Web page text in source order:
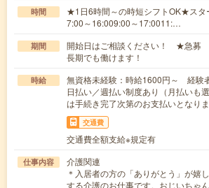
時間
★1日6時間～の時短シフトOK★スタ
7:00～16:009:00～17:0011:…
期間
開始日はご相談ください！ ★急募
長期でも働けます！
時給
無資格未経験：時給1600円～ 経
日払い／週払い制度あり（月払いも
は手続き完了次第のお支払いとなりま
交通費
交通費全額支給※規定有
仕事内容
介護関連
＊入居者の方の「ありがとう」が嬉
する介護のお仕事です。おじいちゃ